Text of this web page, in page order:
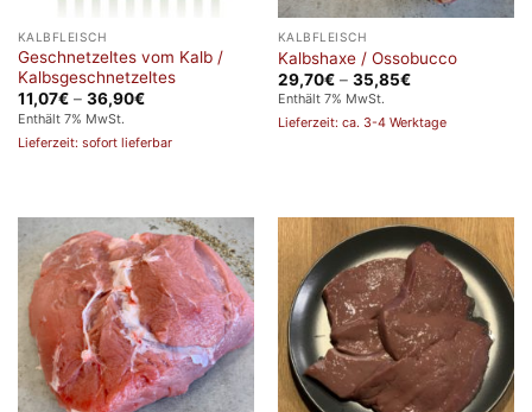
KALBFLEISCH
Geschnetzeltes vom Kalb /
Kalbsgeschnetzeltes
11,07€ – 36,90€Preisspanne:
36,90€
Enthält 7% MwSt.
Lieferzeit: sofort lieferbar
KALBFLEISCH
Kalbshaxe / Ossobucco
29,70€ – 35,85€Preisspanne:
35,85€
Enthält 7% MwSt.
Lieferzeit: ca. 3-4 Werktage